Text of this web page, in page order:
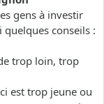
gens à investir
conseils :
trop loin, trop
est trop jeune ou